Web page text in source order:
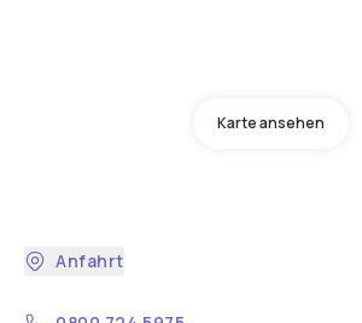
Karte ansehen
Anfahrt